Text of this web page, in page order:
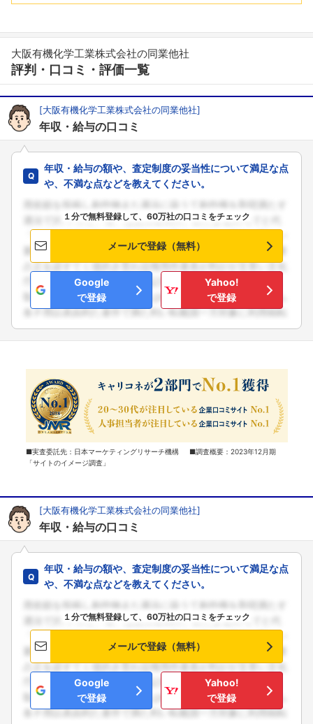
大阪有機化学工業株式会社の同業他社
評判・口コミ・評価一覧
[大阪有機化学工業株式会社の同業他社]
年収・給与の口コミ
年収・給与の額や、査定制度の妥当性について満足な点
や、不満な点などを教えてください。
１分で無料登録して、60万社の口コミをチェック
メールで登録（無料）
Google
で登録
Yahoo!
で登録
■実査委託先：日本マーケティングリサーチ機構 ■調査概要：2023年12月期
「サイトのイメージ調査」
[大阪有機化学工業株式会社の同業他社]
年収・給与の口コミ
年収・給与の額や、査定制度の妥当性について満足な点
や、不満な点などを教えてください。
１分で無料登録して、60万社の口コミをチェック
メールで登録（無料）
Google
で登録
Yahoo!
で登録